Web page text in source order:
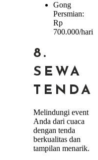
Gong
Persmian:
Rp
700.000/hari
8.
SEWA
TENDA
Melindungi event
Anda dari cuaca
dengan tenda
berkualitas dan
tampilan menarik.